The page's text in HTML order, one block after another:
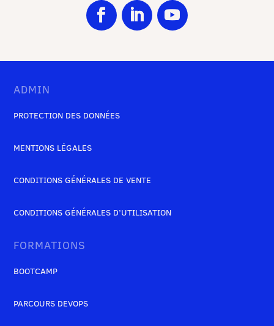
ADMIN
PROTECTION DES DONNÉES
MENTIONS LÉGALES
CONDITIONS GÉNÉRALES DE VENTE
CONDITIONS GÉNÉRALES D’UTILISATION
FORMATIONS
BOOTCAMP
PARCOURS DEVOPS